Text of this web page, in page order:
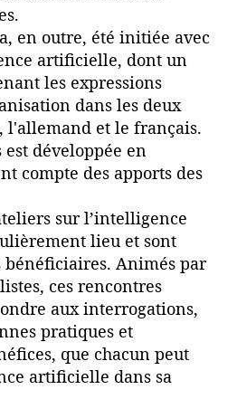
en outre, été initiée avec
artificielle, dont un
les expressions
dans les deux
l'allemand et le français.
développée en
compte des apports des
sur l’intelligence
lieu et sont
bénéficiaires. Animés par
ces rencontres
aux interrogations,
pratiques et
que chacun peut
artificielle dans sa